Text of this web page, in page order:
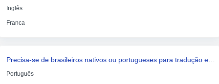
Inglês
Franca
Português